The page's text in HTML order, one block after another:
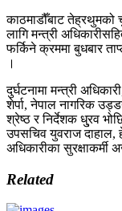
काठमाडौँबाट तेह्रथुमको
लागि मन्त्री
फर्किने क्रममा बुधबार
।
दुर्घटनामा मन्त्री
शेर्पा, नेपाल नागरिक
श्रेष्ठ र निर्देशक धु्रव
उपसचिव युवराज दाहाल,
अधिकारीका सुरक्षाकर्मी
Related